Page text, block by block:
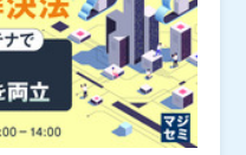
スト・品質のバランスを
材料を求めている方
であれば現実的な選択
を理解し、自社環境に
得られます。 さらに、
保守をシステムの重要度
戦略の考え方も学べま
将来的に追加、削除さ